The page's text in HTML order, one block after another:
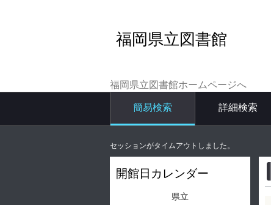
福岡県立図書館
福岡県立図書館ホームページへ
簡易検索 詳細検索
セッションがタイムアウトしました。
開館日カレンダー
県立